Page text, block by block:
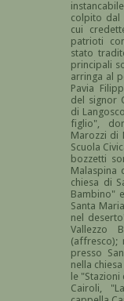
colpito dal
cui
patrioti
stato
principali
arringa al
Pavia
del signor
di
figlio",
Marozzi di
Scuola
bozzetti
Malaspina
chiesa di
Bambino"
Santa
nel
Vallezzo
(affresco);
presso
nella
le
Cairoli,